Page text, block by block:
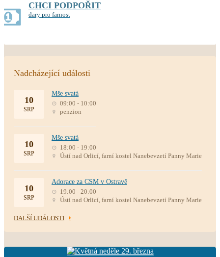
CHCI PODPOŘIT
dary pro farnost
Nadcházející události
10
SRP
Mše svatá
09:00 - 10:00
penzion
10
SRP
Mše svatá
18:00 - 19:00
Ústí nad Orlicí, farní kostel Nanebevzetí Panny Marie
10
SRP
Adorace za CSM v Ostravě
19:00 - 20:00
Ústí nad Orlicí, farní kostel Nanebevzetí Panny Marie
DALŠÍ UDÁLOSTI